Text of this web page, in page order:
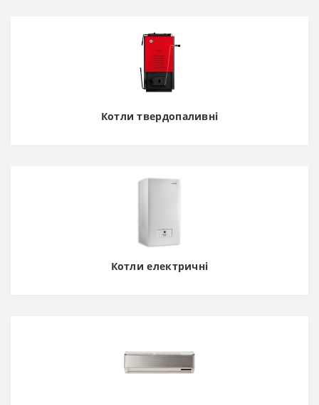
Котли твердопаливні
Котли електричні